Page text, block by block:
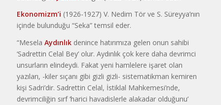
Ekonomizm’i (1926-1927) V. Nedim Tör ve S. Süreyya’nın
içinde bulunduğu “Seka” temsil eder.
“Mesela Aydınlık denince hatırımıza gelen onun sahibi
‘Sadrettin Celal Bey’ olur. Aydınlık çok kere daha devrimci
unsurların elindeydi. Fakat yeni hamlelere işaret olan
yazıları, -kiler sıçanı gibi gizli gizli- sistematikman kemiren
kişi Sadri’dir. Sadrettin Celal, İstiklal Mahkemesi’nde,
devrimciliğin sırf ‘harici havadislerle alakadar olduğunu’